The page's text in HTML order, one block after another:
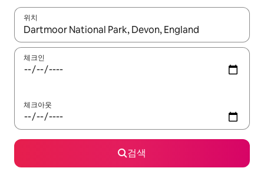
위치
결과가 나오면 위·아래 화살표 키를 사용하거나 터치 또는 스와이
체크인
체크아웃
검색